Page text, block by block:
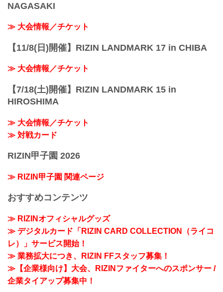
NAGASAKI
≫ 大会情報／チケット
【11/8(日)開催】RIZIN LANDMARK 17 in CHIBA
≫ 大会情報／チケット
【7/18(土)開催】RIZIN LANDMARK 15 in
HIROSHIMA
≫ 大会情報／チケット
≫ 対戦カード
RIZIN甲子園 2026
≫ RIZIN甲子園 関連ページ
おすすめコンテンツ
≫ RIZINオフィシャルグッズ
≫ デジタルカード「RIZIN CARD COLLECTION（ライコ
レ）」サービス開始！
≫ 業務拡大につき、RIZIN FFスタッフ募集！
≫【企業様向け】大会、RIZINファイターへのスポンサー /
企業タイアップ募集中！